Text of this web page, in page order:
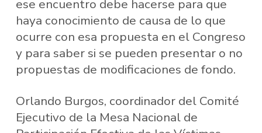
ese encuentro debe hacerse para que
haya conocimiento de causa de lo que
ocurre con esa propuesta en el Congreso
y para saber si se pueden presentar o no
propuestas de modificaciones de fondo.
Orlando Burgos, coordinador del Comité
Ejecutivo de la Mesa Nacional de